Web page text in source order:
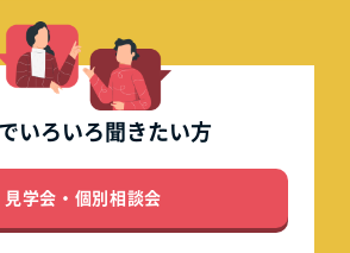
いろいろ聞きたい方
見学会・個別相談会